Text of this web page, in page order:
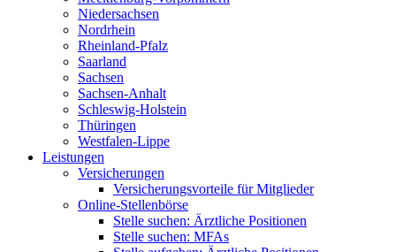
Niedersachsen
Nordrhein
Rheinland-Pfalz
Saarland
Sachsen
Sachsen-Anhalt
Schleswig-Holstein
Thüringen
Westfalen-Lippe
Leistungen
Versicherungen
Versicherungsvorteile für Mitglieder
Online-Stellenbörse
Stelle suchen: Ärztliche Positionen
Stelle suchen: MFAs